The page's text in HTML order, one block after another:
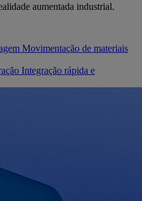
aumentada industrial.
Movimentação de materiais
Integração rápida e